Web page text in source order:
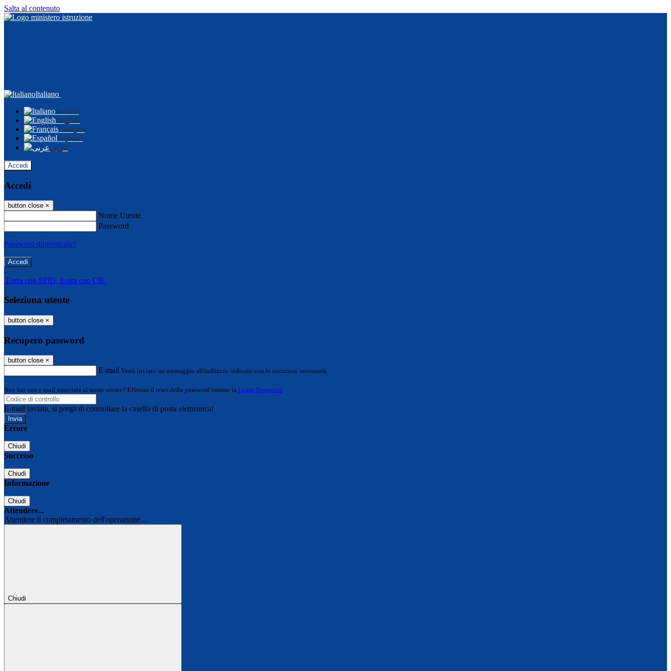
Salta al contenuto
Italiano
Italiano
English
Français
Español
عربى
Accedi
Accedi
button close ×
Nome Utente
Password
Password dimenticata?
-
Entra con SPID Entra con CIE
Seleziona utente
button close ×
Recupero password
button close ×
E-mail Verrà inviato un messaggio all'indirizzo indicato con le istruzioni necessarie.
Non hai una e-mail associata al nome utente? Effettua il reset della password tramite la Login Spaggiari
E-mail inviata, si prega di controllare la casella di posta elettronica!
Errore
Chiudi
Successo
Chiudi
Informazione
Chiudi
Attendere...
Attendere il completamento dell'operazione...
Chiudi